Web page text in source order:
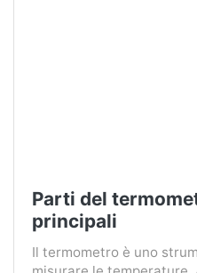
Parti del
principali
Il termometro è uno